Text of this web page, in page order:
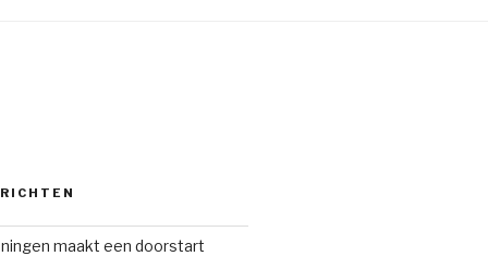
maakt een doorstart